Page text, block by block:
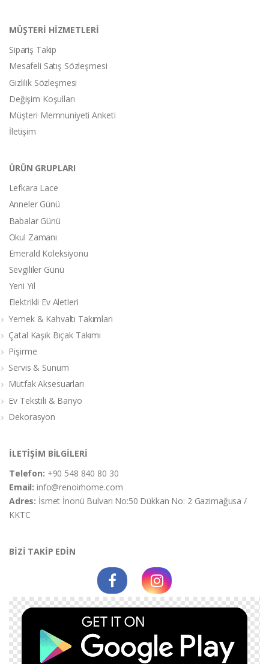
MÜŞTERİ HİZMETLERİ
Sipariş Takip
Mesafeli Satış Sözleşmesi
Gizlilik Sözleşmesi
Değişim Koşulları
Müşteri Memnuniyeti Anketi
İletişim
ÜRÜN GRUPLARI
Lefkara Lace
Anneler Günü
Babalar Günü
Okul Zamanı
Emerald Koleksiyonu
Sevgililer Günü
Yeni Yıl
Elektrikli Ev Aletleri
Yemek & Kahvaltı Takımları
Çatal Kaşık Bıçak Takımı
Pişirme
Servis & Sunum
Mutfak Aksesuarları
Ev Tekstili & Banyo
Dekorasyon
İLETİŞİM BİLGİLERİ
Telefon: +90 548 840 80 30
Email:info@renoirhome.com
Adres: İsmet İnonü Bulvarı No:50 Dükkan No: 2 Gazimağusa /
KKTC
BİZİ TAKİP EDİN